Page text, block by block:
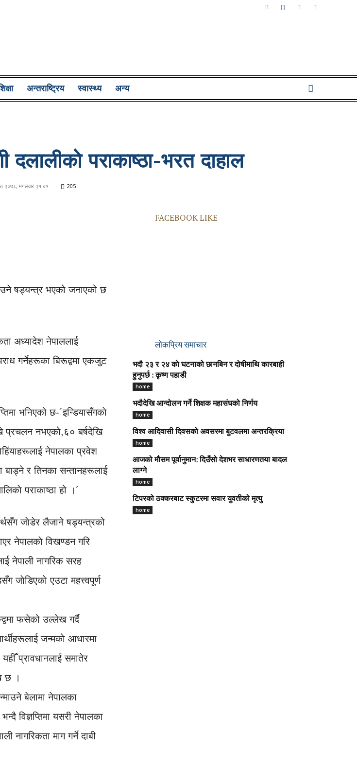
Lumbini
अन्तराष्ट्रिय स्वास्थ्य अन्य
दलालीकाे पराकाष्ठा-भरत दाहाल
२०७८, मंगलवार २१:०१ 205
षड्यन्त्र भएको जनाएको छ
अध्यादेश नेपाललाई
गर्नेहरूका बिरूद्वमा एकजुट
भनिएको छ-´इन्डियासँगकाे
प्रचलन नभएको,६० बर्षदेखि
नेपालका प्रवेश
बाड्ने र तिनका सन्तानहरूलाई
पराकाष्ठा हो ।´
जाेडेर लैजाने षड्यन्त्रको
नेपालकाे विखण्डन गरि
नेपाली नागरिक सरह
जाेडिएकाे एउटा महत्त्वपूर्ण
फसेको उल्लेख गर्दै
जन्मकाे आधारमा
प्रावधानलाई समातेर
छ ।
बेलामा नेपालका
विज्ञप्तिमा यसरी नेपालका
नागरिकता माग गर्ने दाबी
FACEBOOK LIKE
लोकप्रिय समाचार
भदौ २३ र २४ काे घटनाको छानबिन र दोषीमाथि कारबाही
हुनुपर्छ : कृष्ण पहाडी
home
भदौदेखि आन्दोलन गर्ने शिक्षक महासंघको निर्णय
home
विश्व आदिवासी दिवसको अवसरमा बुटवलमा अन्तरक्रिया
home
आजको मौसम पूर्वानुमान: दिउँसो देशभर साधारणतया बादल
लाग्ने
home
टिपरको ठक्करबाट स्कुटरमा सवार युवतीको मृत्यु
home